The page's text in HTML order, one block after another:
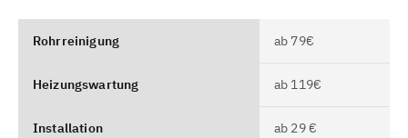
Rohrreinigung ab 79€
Heizungswartung ab 119€
Installation ab 29 €